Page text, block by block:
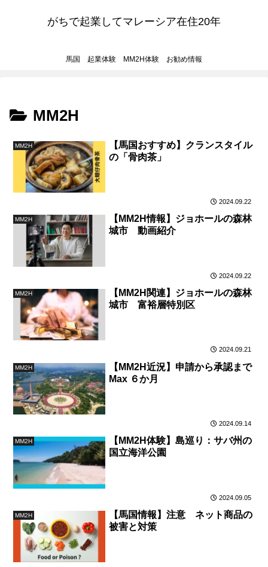
がちで起業してマレーシア在住20年
馬国 起業体験 MM2H体験 お勧め情報
MM2H
MM2H
【馬国おすすめ】クランスタイル
の「骨肉茶」
2024.09.22
MM2H
【MM2H情報】ジョホールの森林
城市 動画紹介
2024.09.22
MM2H
【MM2H関連】ジョホールの森林
城市 富裕層特別区
2024.09.21
MM2H
【MM2H近況】申請から承認まで
Max ６か月
2024.09.14
MM2H
【MM2H体験】島巡り：サバ州の
国立海洋公園
2024.09.05
MM2H
【馬国情報】注意 ネット商品の
被害と対策